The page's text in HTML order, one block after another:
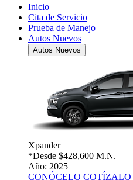
Inicio
Cita de Servicio
Prueba de Manejo
Autos Nuevos
Autos Nuevos
Xpander
*Desde $428,600 M.N.
Año: 2025
CONÓCELO COTÍZALO